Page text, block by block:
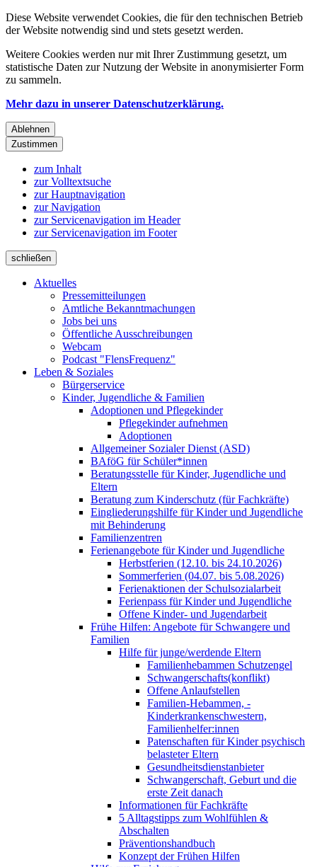
Diese Website verwendet Cookies, die für den technischen Betrieb
der Website notwendig sind und stets gesetzt werden.
Weitere Cookies werden nur mit Ihrer Zustimmung gesetzt, um
statistische Daten zur Nutzung der Website in anonymisierter Form
zu sammeln.
Mehr dazu in unserer Datenschutzerklärung.
Ablehnen
Zustimmen
zum Inhalt
zur Volltextsuche
zur Hauptnavigation
zur Navigation
zur Servicenavigation im Header
zur Servicenavigation im Footer
schließen
Aktuelles
Pressemitteilungen
Amtliche Bekanntmachungen
Jobs bei uns
Öffentliche Ausschreibungen
Webcam
Podcast "FlensFrequenz"
Leben & Soziales
Bürgerservice
Kinder, Jugendliche & Familien
Adoptionen und Pflegekinder
Pflegekinder aufnehmen
Adoptionen
Allgemeiner Sozialer Dienst (ASD)
BAföG für Schüler*innen
Beratungsstelle für Kinder, Jugendliche und
Eltern
Beratung zum Kinderschutz (für Fachkräfte)
Eingliederungshilfe für Kinder und Jugendliche
mit Behinderung
Familienzentren
Ferienangebote für Kinder und Jugendliche
Herbstferien (12.10. bis 24.10.2026)
Sommerferien (04.07. bis 5.08.2026)
Ferienaktionen der Schulsozialarbeit
Ferienpass für Kinder und Jugendliche
Offene Kinder- und Jugendarbeit
Frühe Hilfen: Angebote für Schwangere und
Familien
Hilfe für junge/werdende Eltern
Familienhebammen Schutzengel
Schwangerschafts(konflikt)
Offene Anlaufstellen
Familien-Hebammen, -
Kinderkrankenschwestern,
Familienhelfer:innen
Patenschaften für Kinder psychisch
belasteter Eltern
Gesundheitsdienstanbieter
Schwangerschaft, Geburt und die
erste Zeit danach
Informationen für Fachkräfte
5 Alltagstipps zum Wohlfühlen &
Abschalten
Präventionshandbuch
Konzept der Frühen Hilfen